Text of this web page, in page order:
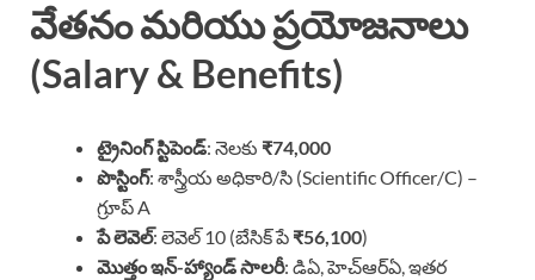
వేతనం మరియు ప్రయోజనాలు
(Salary & Benefits)
ట్రైనింగ్ స్టిపెండ్: నెలకు ₹74,000
పొస్టింగ్: శాస్త్రీయ అధికారి/సి (Scientific Officer/C) –
గ్రూప్ A
పే లెవెల్: లెవెల్ 10 (బేసిక్ పే ₹56,100)
మొత్తం ఇన్-హ్యాండ్ సాలరీ: డిఏ, హెచ్‌ఆర్‌ఏ, ఇతర